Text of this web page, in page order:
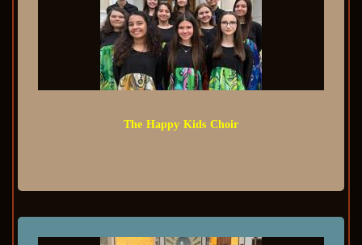
The Happy Kids Choir